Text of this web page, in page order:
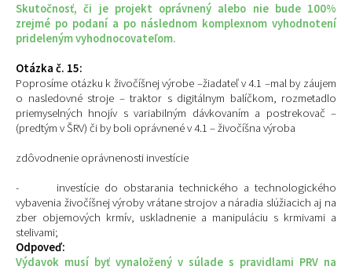
Skutočnosť, či je projekt oprávnený alebo nie bude 100%
zrejmé po podaní a po následnom komplexnom vyhodnotení
prideleným vyhodnocovateľom.
Otázka č. 15:
Poprosíme otázku k živočíšnej výrobe –žiadateľ v 4.1 –mal by záujem
o nasledovné stroje – traktor s digitálnym balíčkom, rozmetadlo
priemyselných hnojív s variabilným dávkovaním a postrekovač –
(predtým v ŠRV) či by boli oprávnené v 4.1 – živočíšna výroba
zdôvodnenie oprávnenosti investície
- investície do obstarania technického a technologického
vybavenia živočíšnej výroby vrátane strojov a náradia slúžiacich aj na
zber objemových krmív, uskladnenie a manipuláciu s krmivami a
stelivami;
Odpoveď:
Výdavok musí byť vynaložený v súlade s pravidlami PRV na